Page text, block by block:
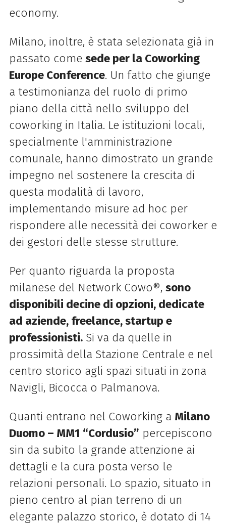
economy.
Milano, inoltre, è stata selezionata già in
passato come sede per la Coworking
Europe Conference. Un fatto che giunge
a testimonianza del ruolo di primo
piano della città nello sviluppo del
coworking in Italia. Le istituzioni locali,
specialmente l'amministrazione
comunale, hanno dimostrato un grande
impegno nel sostenere la crescita di
questa modalità di lavoro,
implementando misure ad hoc per
rispondere alle necessità dei coworker e
dei gestori delle stesse strutture.
Per quanto riguarda la proposta
milanese del Network Cowo®, sono
disponibili decine di opzioni, dedicate
ad aziende, freelance, startup e
professionisti.Si va da quelle in
prossimità della Stazione Centrale e nel
centro storico agli spazi situati in zona
Navigli, Bicocca o Palmanova.
Quanti entrano nel Coworking a Milano
Duomo – MM1 “Cordusio” percepiscono
sin da subito la grande attenzione ai
dettagli e la cura posta verso le
relazioni personali. Lo spazio, situato in
pieno centro al pian terreno di un
elegante palazzo storico, è dotato di 14